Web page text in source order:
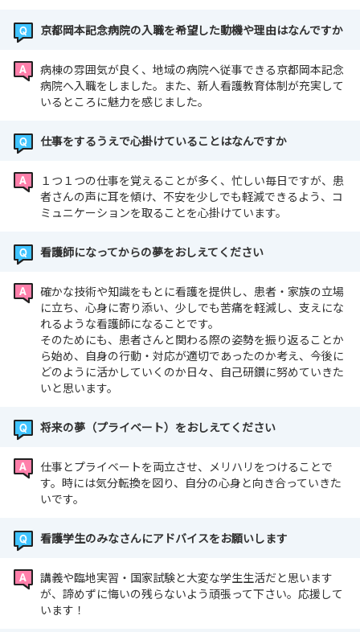
京都岡本記念病院の入職を希望した動機や理由はなんですか
病棟の雰囲気が良く、地域の病院へ従事できる京都岡本記念
病院へ入職をしました。また、新人看護教育体制が充実して
いるところに魅力を感じました。
仕事をするうえで心掛けていることはなんですか
１つ１つの仕事を覚えることが多く、忙しい毎日ですが、患
者さんの声に耳を傾け、不安を少しでも軽減できるよう、コ
ミュニケーションを取ることを心掛けています。
看護師になってからの夢をおしえてください
確かな技術や知識をもとに看護を提供し、患者・家族の立場
に立ち、心身に寄り添い、少しでも苦痛を軽減し、支えにな
れるような看護師になることです。
そのためにも、患者さんと関わる際の姿勢を振り返ることか
ら始め、自身の行動・対応が適切であったのか考え、今後に
どのように活かしていくのか日々、自己研鑽に努めていきた
いと思います。
将来の夢（プライベート）をおしえてください
仕事とプライベートを両立させ、メリハリをつけることで
す。時には気分転換を図り、自分の心身と向き合っていきた
いです。
看護学生のみなさんにアドバイスをお願いします
講義や臨地実習・国家試験と大変な学生生活だと思います
が、諦めずに悔いの残らないよう頑張って下さい。応援して
います！